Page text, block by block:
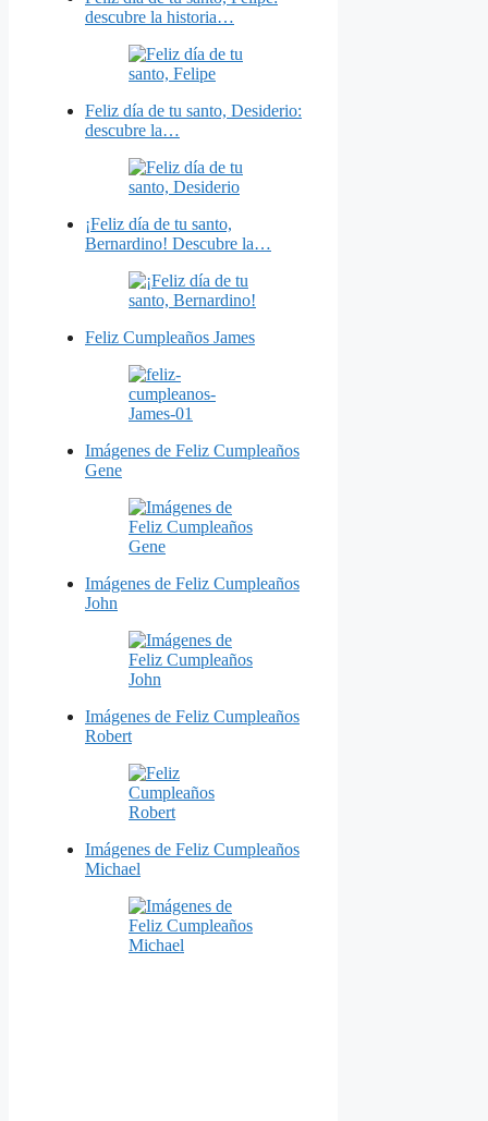
descubre la historia…
Feliz día de tu santo, Desiderio:
descubre la…
¡Feliz día de tu santo,
Bernardino! Descubre la…
Feliz Cumpleaños James
Imágenes de Feliz Cumpleaños
Gene
Imágenes de Feliz Cumpleaños
John
Imágenes de Feliz Cumpleaños
Robert
Imágenes de Feliz Cumpleaños
Michael